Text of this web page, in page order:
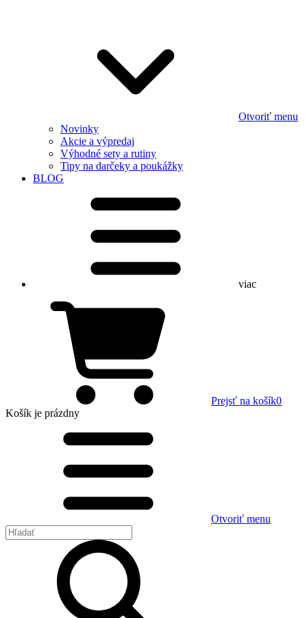
Otvoriť menu
Novinky
Akcie a výpredaj
Výhodné sety a rutiny
Tipy na darčeky a poukážky
BLOG
viac
Prejsť na košík0
Košík je prázdny
Otvoriť menu